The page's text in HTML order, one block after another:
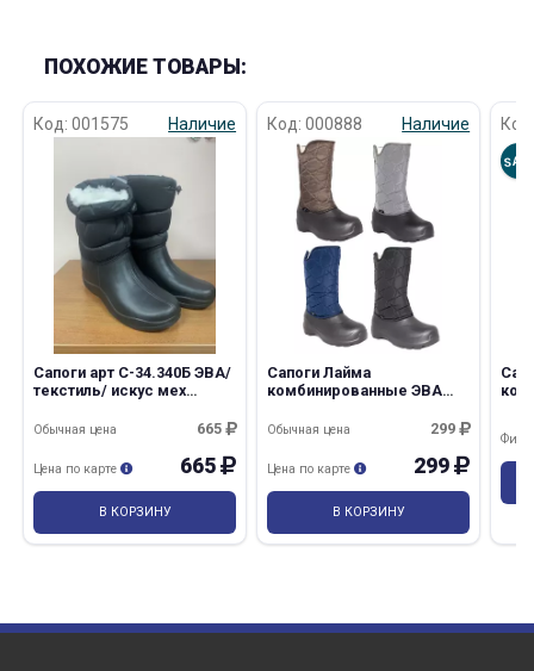
ПОХОЖИЕ ТОВАРЫ:
Код: 001575 Наличие
Сапоги арт С-34.340Б ЭВА/
текстиль/ искус мех
665
Обычная цена
665
Цена по карте
В КОРЗИНУ
Код: 000888 Наличие
Сапоги Лайма
комбинированные ЭВА
299
Обычная цена
299
Цена по карте
В КОРЗИНУ
SALE